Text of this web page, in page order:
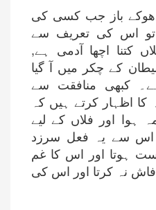
باز جب کسی کی
تو اس کی تعریف سے
کتنا اچھا آدمی ہے,
کے چکر میں آ گیا
کبھی منافقت سے
اظہار کرتے ہیں کہ
ہوا اور فلاں کے لیے
اس سے یہ فعل سرزد
ہوتا اور اس کا غم
فاش نہ کرتا اور اس کی